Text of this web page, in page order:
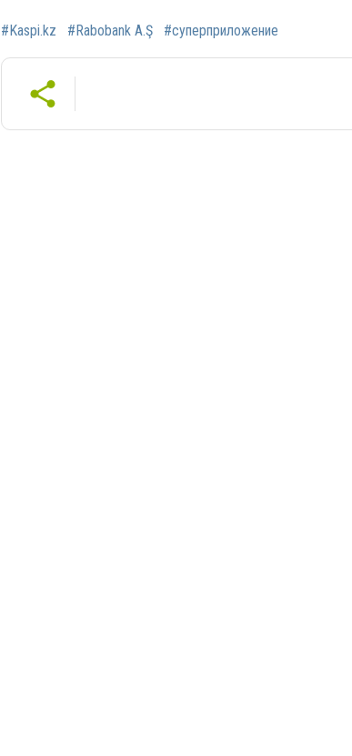
#Kaspi.kz #Rabobank A.Ş #суперприложение